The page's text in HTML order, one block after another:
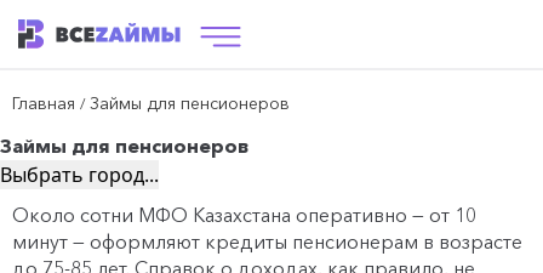
Главная / Займы для пенсионеров
Займы для пенсионеров
Выбрать город...
Около сотни МФО Казахстана оперативно — от 10
минут — оформляют кредиты пенсионерам в возрасте
до 75-85 лет. Справок о доходах, как правило, не